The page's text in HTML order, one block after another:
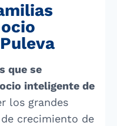
que se
inteligente de
los grandes
crecimiento de